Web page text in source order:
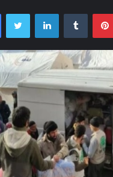
FacebookTwitter LinkedInTumblr